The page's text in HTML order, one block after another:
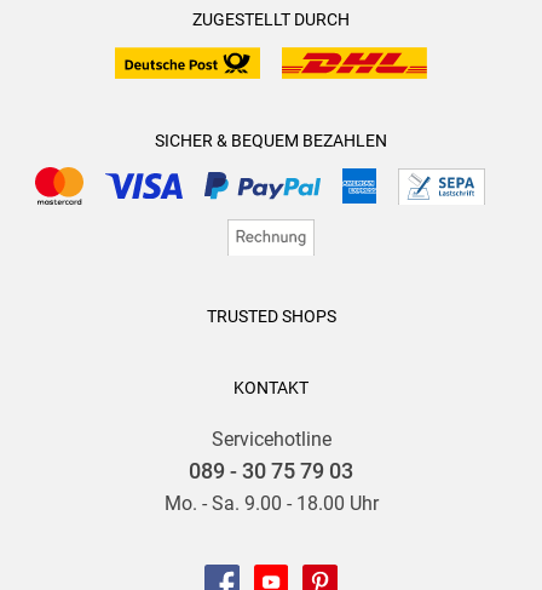
ZUGESTELLT DURCH
SICHER & BEQUEM BEZAHLEN
TRUSTED SHOPS
KONTAKT
Servicehotline
089 - 30 75 79 03
Mo. - Sa. 9.00 - 18.00 Uhr